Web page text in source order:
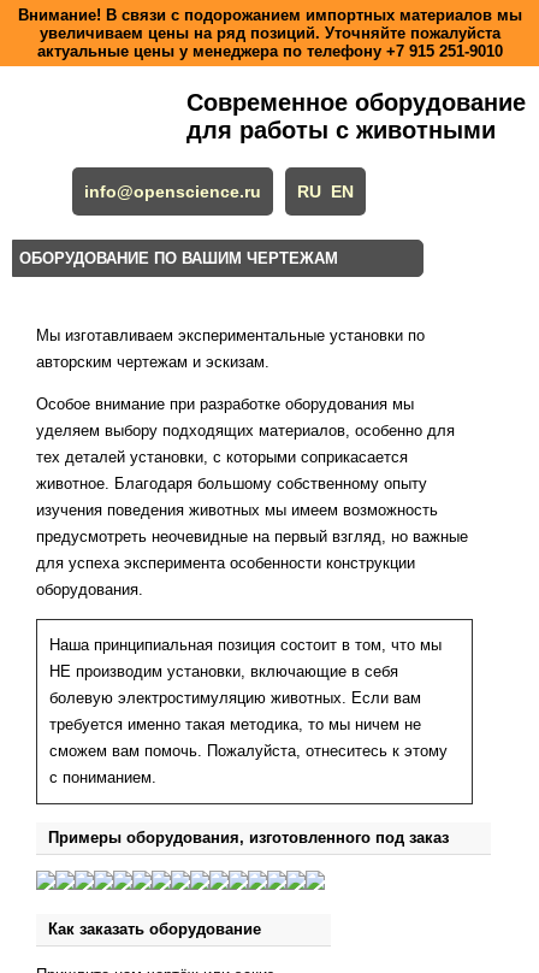
Внимание! В связи с подорожанием импортных материалов мы
увеличиваем цены на ряд позиций. Уточняйте пожалуйста
актуальные цены у менеджера по телефону +7 915 251-9010
Современное оборудование
для работы с животными
info@openscience.ru RU EN
ОБОРУДОВАНИЕ ПО ВАШИМ ЧЕРТЕЖАМ
Мы изготавливаем экспериментальные установки по
авторским чертежам и эскизам.
Особое внимание при разработке оборудования мы
уделяем выбору подходящих материалов, особенно для
тех деталей установки, с которыми соприкасается
животное. Благодаря большому собственному опыту
изучения поведения животных мы имеем возможность
предусмотреть неочевидные на первый взгляд, но важные
для успеха эксперимента особенности конструкции
оборудования.
Наша принципиальная позиция состоит в том, что мы
НЕ производим установки, включающие в себя
болевую электростимуляцию животных. Если вам
требуется именно такая методика, то мы ничем не
сможем вам помочь. Пожалуйста, отнеситесь к этому
с пониманием.
Примеры оборудования, изготовленного под заказ
Как заказать оборудование